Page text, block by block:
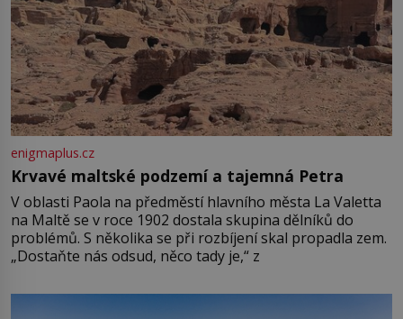
enigmaplus.cz
Krvavé maltské podzemí a tajemná Petra
V oblasti Paola na předměstí hlavního města La Valetta
na Maltě se v roce 1902 dostala skupina dělníků do
problémů. S několika se při rozbíjení skal propadla zem.
„Dostaňte nás odsud, něco tady je,“ z